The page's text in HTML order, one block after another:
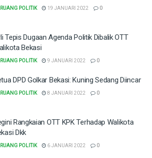
RUANG POLITIK 19 JANUARI 2022 0
Tepis Dugaan Agenda Politik Dibalik OTT
Bekasi
RUANG POLITIK 9 JANUARI 2022 0
DPD Golkar Bekasi: Kuning Sedang Diincar
RUANG POLITIK 8 JANUARI 2022 0
Rangkaian OTT KPK Terhadap Walikota
Dkk
RUANG POLITIK 6 JANUARI 2022 0